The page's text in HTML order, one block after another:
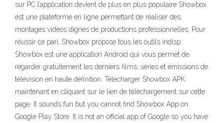
sur PC l’application devient de plus en plus populaire Showbox
est une plateforme en ligne permettant de réaliser des
montages vidéos dignes de productions professionnelles. Pour
réussir ce pari, Showbox propose tous les outils indisp
Showbox est une application Android qui vous permet de
regarder gratuitement les derniers films, séries et émissions de
télévision en haute définition. Télécharger Showbox APK
maintenant en cliquant sur le lien de téléchargement sur cette
page. It sounds fun but you cannot find Showbox App on
Google Play Store. It is not an official app of Google so you have